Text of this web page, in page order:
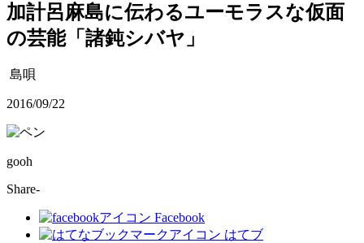
加計呂麻島に伝わるユーモラスな仮面
の芸能「諸鈍シバヤ」
島唄
2016/09/22
gooh
Share-
Facebook
はてブ